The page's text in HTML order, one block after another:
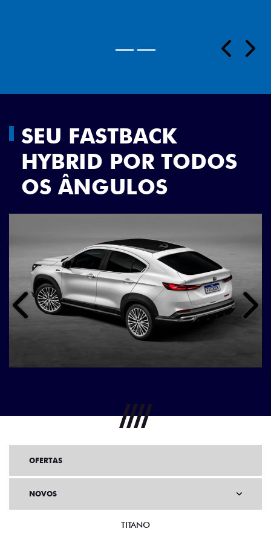
Rodas aro 18"
SEU FASTBACK
HYBRID POR TODOS
OS ÂNGULOS
Anterior
OFERTAS
NOVOS
TITANO